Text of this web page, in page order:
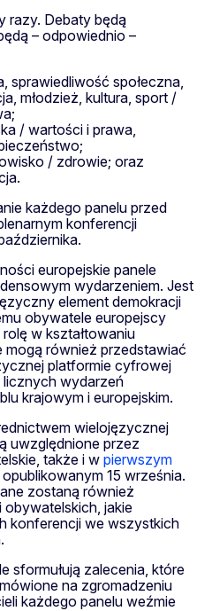
razy. Debaty będą
– odpowiednio –
sprawiedliwość społeczna,
młodzież, kultura, sport /
/ wartości i prawa,
/ zdrowie; oraz
każdego panelu przed
konferencji
europejskie panele
wydarzeniem. Jest
element demokracji
obywatele europejscy
w kształtowaniu
mogą również przedstawiać
platformie cyfrowej
wydarzeń
krajowym i europejskim.
wielojęzycznej
uwzględnione przez
także i w pierwszym
opublikowanym 15 września.
zostaną również
jakie
konferencji we wszystkich
sformułują zalecenia, które
na zgromadzeniu
każdego panelu weźmie